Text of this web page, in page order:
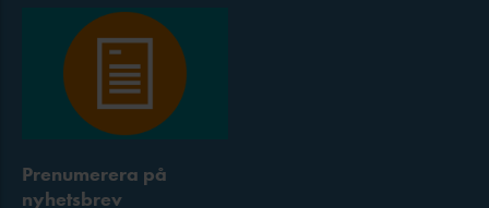
Prenumerera på
nyhetsbrev